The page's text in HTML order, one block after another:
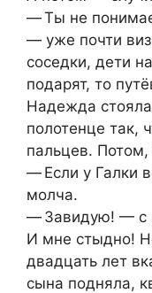
— Ты не
— уже почти
соседки, дети
подарят, то
Надежда
полотенце так,
пальцев. Потом,
— Если у Галки
молча.
— Завидую! — с
И мне стыдно!
двадцать лет
сына подняла,